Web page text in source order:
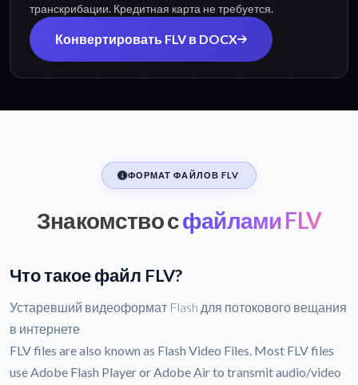
транскрибации. Кредитная карта не требуется.
Конвертировать FLV в DOCX
ФОРМАТ ФАЙЛОВ FLV
Знакомство сфайлами FLV
Что такое файл FLV?
Устаревший видеоформат Flash для потокового вещания
в интернете
FLV files are also known as Flash Video Files. Most FLV files
use Adobe Flash Player or Adobe Air to transmit audio/video